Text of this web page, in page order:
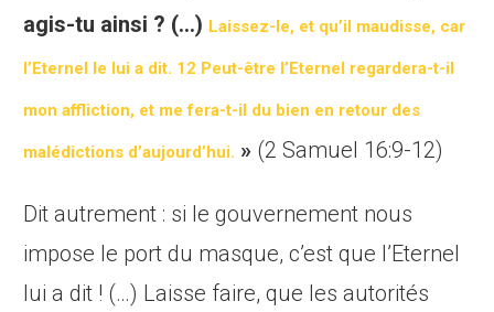
agis-tu ainsi ? (…) Laissez-le, et qu’il maudisse, car
l’Eternel le lui a dit. 12 Peut-être l’Eternel regardera-t-il
mon affliction, et me fera-t-il du bien en retour des
malédictions d’aujourd’hui. » (2 Samuel 16:9-12)
Dit autrement : si le gouvernement nous
impose le port du masque, c’est que l’Eternel
lui a dit ! (…) Laisse faire, que les autorités